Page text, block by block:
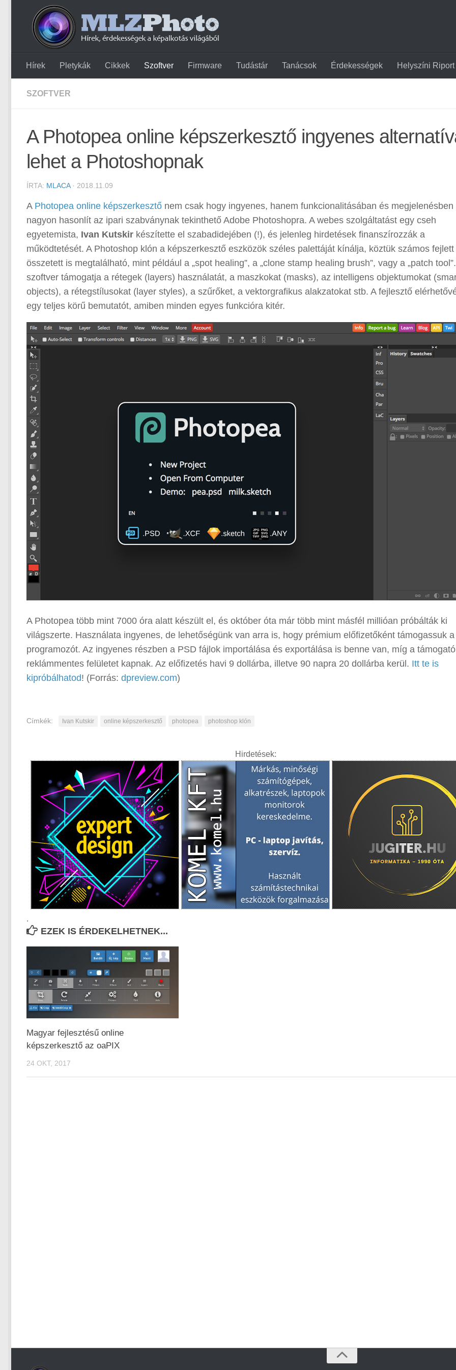
Hírek Pletykák Cikkek Szoftver Firmware Tudástár Tanácsok Érdekességek Helyszíni Riport
SZOFTVER
A Photopea online képszerkesztő ingyenes
lehet a Photoshopnak
ÍRTA: MLACA· 2018.11.09
A Photopea online képszerkesztő nem csak hogy ingyenes, hanem funkcionalitásában és megjelenésben
nagyon hasonlít az ipari szabványnak tekinthető Adobe Photoshopra. A webes szolgáltatást egy cseh
egyetemista, Ivan Kutskir készítette el szabadidejében (!), és jelenleg hirdetések finanszírozzák a
működtetését. A Photoshop klón a képszerkesztő eszközök széles palettáját kínálja, köztük számos fejlett
összetett is megtalálható, mint például a „spot healing”, a „clone stamp healing brush”, vagy a „patch
szoftver támogatja a rétegek (layers) használatát, a maszkokat (masks), az intelligens objektumokat
objects), a rétegstílusokat (layer styles), a szűrőket, a vektorgrafikus alakzatokat stb. A fejlesztő
egy teljes körű bemutatót, amiben minden egyes funkcióra kitér.
A Photopea több mint 7000 óra alatt készült el, és október óta már több mint másfél millióan próbálták ki
világszerte. Használata ingyenes, de lehetőségünk van arra is, hogy prémium előfizetőként támogassuk a
programozót. Az ingyenes részben a PSD fájlok importálása és exportálása is benne van, míg a
reklámmentes felületet kapnak. Az előfizetés havi 9 dollárba, illetve 90 napra 20 dollárba kerül. Itt te is
kipróbálhatod! (Forrás: dpreview.com)
Címkék: Ivan Kutskir online képszerkesztő photopea photoshop klón
Hirdetések:
.
EZEK IS ÉRDEKELHETNEK...
Magyar fejlesztésű online
képszerkesztő az oaPIX
24 OKT, 2017